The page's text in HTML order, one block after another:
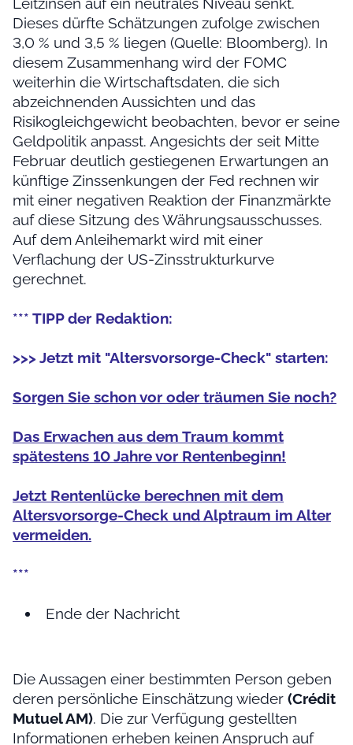
Dieses dürfte Schätzungen zufolge zwischen
3,0 % und 3,5 % liegen (Quelle: Bloomberg). In
diesem Zusammenhang wird der FOMC
weiterhin die Wirtschaftsdaten, die sich
abzeichnenden Aussichten und das
Risikogleichgewicht beobachten, bevor er seine
Geldpolitik anpasst. Angesichts der seit Mitte
Februar deutlich gestiegenen Erwartungen an
künftige Zinssenkungen der Fed rechnen wir
mit einer negativen Reaktion der Finanzmärkte
auf diese Sitzung des Währungsausschusses.
Auf dem Anleihemarkt wird mit einer
Verflachung der US-Zinsstrukturkurve
gerechnet.
*** TIPP der Redaktion:
>>> Jetzt mit "Altersvorsorge-Check" starten:
Sorgen Sie schon vor oder träumen Sie noch?
Das Erwachen aus dem Traum kommt
spätestens 10 Jahre vor Rentenbeginn!
Jetzt Rentenlücke berechnen mit dem
Altersvorsorge-Check und Alptraum im Alter
vermeiden.
***
Ende der Nachricht
Die Aussagen einer bestimmten Person geben
deren persönliche Einschätzung wieder (Crédit
Mutuel AM). Die zur Verfügung gestellten
Informationen erheben keinen Anspruch auf